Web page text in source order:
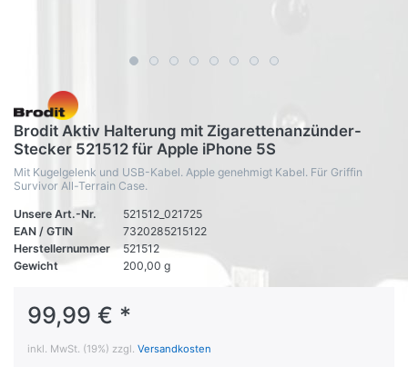
Brodit Aktiv Halterung mit Zigarettenanzünder-
Stecker 521512 für Apple iPhone 5S
Mit Kugelgelenk und USB-Kabel. Apple genehmigt Kabel. Für Griffin
Survivor All-Terrain Case.
Unsere Art.-Nr.
521512_021725
EAN / GTIN
7320285215122
Herstellernummer
521512
Gewicht
200,00 g
99,99 € *
inkl. MwSt. (19%) zzgl. Versandkosten